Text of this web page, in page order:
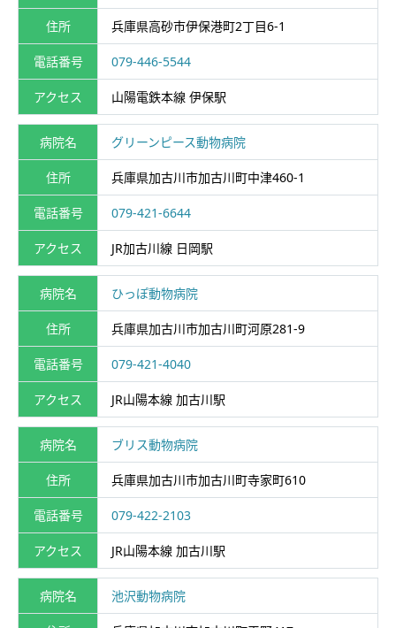
住所 兵庫県高砂市伊保港町2丁目6-1
電話番号 079-446-5544
アクセス 山陽電鉄本線 伊保駅
病院名 グリーンピース動物病院
住所 兵庫県加古川市加古川町中津460-1
電話番号 079-421-6644
アクセス JR加古川線 日岡駅
病院名 ひっぽ動物病院
住所 兵庫県加古川市加古川町河原281-9
電話番号 079-421-4040
アクセス JR山陽本線 加古川駅
病院名 ブリス動物病院
住所 兵庫県加古川市加古川町寺家町610
電話番号 079-422-2103
アクセス JR山陽本線 加古川駅
病院名 池沢動物病院